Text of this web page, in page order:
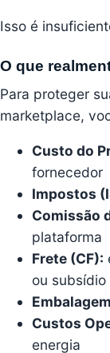
Isso é
O que
Para proteger
marketplace,
Custo do
fornecedor
Impostos
Comissão
plataforma
Frete (CF):
ou subsídio
Custos
energia